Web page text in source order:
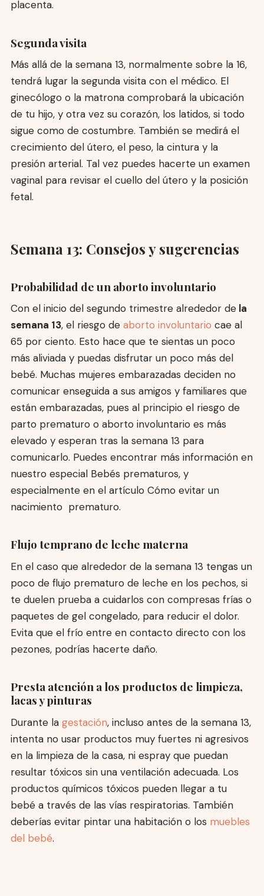
placenta.
Segunda visita
Más allá de la semana 13, normalmente sobre la 16,
tendrá lugar la segunda visita con el médico. El
ginecólogo o la matrona comprobará la ubicación
de tu hijo, y otra vez su corazón, los latidos, si todo
sigue como de costumbre. También se medirá el
crecimiento del útero, el peso, la cintura y la
presión arterial. Tal vez puedes hacerte un examen
vaginal para revisar el cuello del útero y la posición
fetal.
Semana 13: Consejos y sugerencias
Probabilidad de un aborto involuntario
Con el inicio del segundo trimestre alrededor dela
semana 13, el riesgo de aborto involuntario cae al
65 por ciento. Esto hace que te sientas un poco
más aliviada y puedas disfrutar un poco más del
bebé. Muchas mujeres embarazadas deciden no
comunicar enseguida a sus amigos y familiares que
están embarazadas, pues al principio el riesgo de
parto prematuro o aborto involuntario es más
elevado y esperan tras la semana 13 para
comunicarlo. Puedes encontrar más información en
nuestro especial Bebés prematuros, y
especialmente en el artículo Cómo evitar un
nacimiento prematuro.
Flujo temprano de leche materna
En el caso que alrededor de la semana 13 tengas un
poco de flujo prematuro de leche en los pechos, si
te duelen prueba a cuidarlos con compresas frías o
paquetes de gel congelado, para reducir el dolor.
Evita que el frío entre en contacto directo con los
pezones, podrías hacerte daño.
Presta atención a los productos de limpieza,
lacas y pinturas
Durante la gestación, incluso antes de la semana 13,
intenta no usar productos muy fuertes ni agresivos
en la limpieza de la casa, ni espray que puedan
resultar tóxicos sin una ventilación adecuada. Los
productos químicos tóxicos pueden llegar a tu
bebé a través de las vías respiratorias. También
deberías evitar pintar una habitación o los muebles
del bebé.